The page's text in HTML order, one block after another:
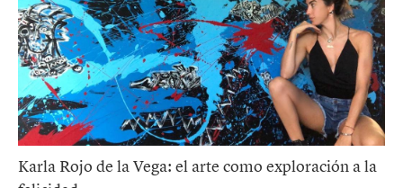
Karla Rojo de la Vega: el arte como exploración a la